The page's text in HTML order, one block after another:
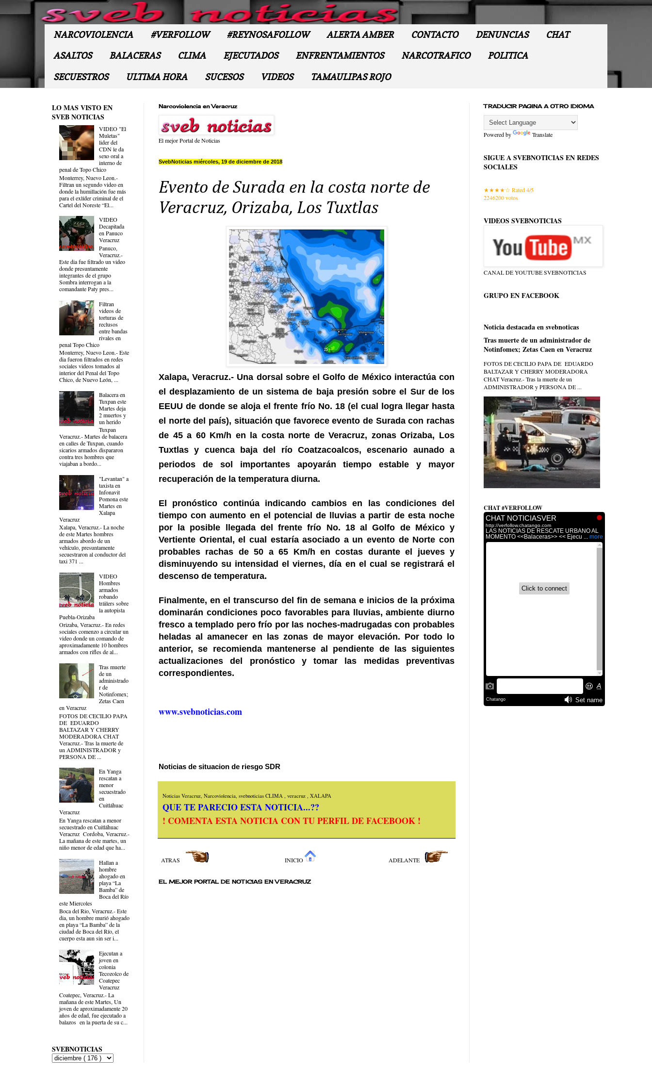
NARCOVIOLENCIA #VERFOLLOW #REYNOSAFOLLOW ALERTA AMBER CONTACTO DENUNCIAS CHAT
ASALTOS BALACERAS CLIMA EJECUTADOS ENFRENTAMIENTOS NARCOTRAFICO POLITICA
SECUESTROS ULTIMA HORA SUCESOS VIDEOS TAMAULIPAS ROJO
Narcoviolencia en Veracruz
El mejor Portal de Noticias
SvebNoticias miércoles, 19 de diciembre de 2018
Evento de Surada en la costa norte de
Veracruz, Orizaba, Los Tuxtlas
Xalapa, Veracruz.- Una dorsal sobre el Golfo de México interactúa con
el desplazamiento de un sistema de baja presión sobre el Sur de los
EEUU de donde se aloja el frente frío No. 18 (el cual logra llegar hasta
el norte del país), situación que favorece evento de Surada con rachas
de 45 a 60 Km/h en la costa norte de Veracruz, zonas Orizaba, Los
Tuxtlas y cuenca baja del río Coatzacoalcos, escenario aunado a
periodos de sol importantes apoyarán tiempo estable y mayor
recuperación de la temperatura diurna.
El pronóstico continúa indicando cambios en las condiciones del
tiempo con aumento en el potencial de lluvias a partir de esta noche
por la posible llegada del frente frío No. 18 al Golfo de México y
Vertiente Oriental, el cual estaría asociado a un evento de Norte con
probables rachas de 50 a 65 Km/h en costas durante el jueves y
disminuyendo su intensidad el viernes, día en el cual se registrará el
descenso de temperatura.
Finalmente, en el transcurso del fin de semana e inicios de la próxima
dominarán condiciones poco favorables para lluvias, ambiente diurno
fresco a templado pero frío por las noches-madrugadas con probables
heladas al amanecer en las zonas de mayor elevación. Por todo lo
anterior, se recomienda mantenerse al pendiente de las siguientes
actualizaciones del pronóstico y tomar las medidas preventivas
correspondientes.
www.svebnoticias.com
Noticias de situacion de riesgo SDR
Noticias Veracruz, Narcoviolencia, svebnoticias CLIMA , veracruz , XALAPA
QUE TE PARECIO ESTA NOTICIA...??
! COMENTA ESTA NOTICIA CON TU PERFIL DE FACEBOOK !
ATRAS ADELANTE
INICIO
EL MEJOR PORTAL DE NOTICIAS EN VERACRUZ
LO MAS VISTO EN
SVEB NOTICIAS
VIDEO "El
Muletas"
lider del
CDN le da
sexo oral a
interno de
penal de Topo Chico
Monterrey, Nuevo Leon.-
Filtran un segundo video en
donde la humillación fue más
para el exlíder criminal de el
Cartel del Noreste “El...
VIDEO
Decapitada
en Panuco
Veracruz
Panuco,
Veracruz.-
Este dia fue filtrado un video
donde presuntamente
integrantes de el grupo
Sombra interrogan a la
comandante Paty pres...
Filtran
videos de
torturas de
reclusos
entre bandas
rivales en
penal Topo Chico
Monterrey, Nuevo Leon.- Este
dia fueron filtrados en redes
sociales videos tomados al
interior del Penal del Topo
Chico, de Nuevo León, ...
Balacera en
Tuxpan este
Martes deja
2 muertos y
un herido
Tuxpan
Veracruz.- Martes de balacera
en calles de Tuxpan, cuando
sicarios armados dispararon
contra tres hombres que
viajaban a bordo...
"Levantan" a
taxista en
Infonavit
Pomona este
Martes en
Xalapa
Veracruz
Xalapa, Veracruz.- La noche
de este Martes hombres
armados abordo de un
vehículo, presuntamente
secuestraron al conductor del
taxi 371 ...
VIDEO
Hombres
armados
robando
tráilers sobre
la autopista
Puebla-Orizaba
Orizaba, Veracruz.- En redes
sociales comenzo a circular un
video donde un comando de
aproximadamente 10 hombres
armados con rifles de al...
Tras muerte
de un
administrado
r de
Notinfomex;
Zetas Caen
en Veracruz
FOTOS DE CECILIO PAPA
DE EDUARDO
BALTAZAR Y CHERRY
MODERADORA CHAT
Veracruz.- Tras la muerte de
un ADMINISTRADOR y
PERSONA DE ...
En Yanga
rescatan a
menor
secuestrado
en
Cuitláhuac
Veracruz
En Yanga rescatan a menor
secuestrado en Cuitláhuac
Veracruz Cordoba, Veracruz.-
La mañana de este martes, un
niño menor de edad que ha...
Hallan a
hombre
ahogado en
playa “La
Bamba” de
Boca del Río
este Miercoles
Boca del Rio, Veracruz.- Este
dia, un hombre murió ahogado
en playa “La Bamba” de la
ciudad de Boca del Río, el
cuerpo esta aun sin ser i...
Ejecutan a
joven en
colonia
Tecozolco de
Coatepec
Veracruz
Coatepec, Veracruz.- La
mañana de este Martes, Un
joven de aproximadamente 20
años de edad, fue ejecutado a
balazos en la puerta de su c...
SVEBNOTICIAS
TRADUCIR PAGINA A OTRO IDIOMA
Powered by Translate
SIGUE A SVEBNOTICIAS EN REDES
SOCIALES
Rated 4/5
2246200votos
VIDEOS SVEBNOTICIAS
CANAL DE YOUTUBE SVEBNOTICIAS
GRUPO EN FACEBOOK
Noticia destacada en svebnoticas
Tras muerte de un administrador de
Notinfomex; Zetas Caen en Veracruz
FOTOS DE CECILIO PAPA DE EDUARDO
BALTAZAR Y CHERRY MODERADORA
CHAT Veracruz.- Tras la muerte de un
ADMINISTRADOR y PERSONA DE ...
CHAT #VERFOLLOW